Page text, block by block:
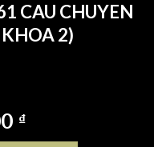
CAU CHUYEN
2)
₫